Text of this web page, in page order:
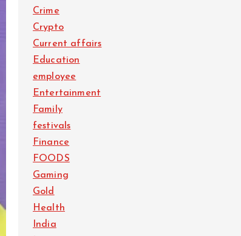
Crime
Crypto
Current affairs
Education
employee
Entertainment
Family
festivals
Finance
FOODS
Gaming
Gold
Health
India